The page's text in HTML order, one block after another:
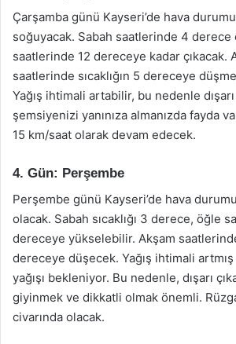
Çarşamba günü Kayseri’de hava
soğuyacak. Sabah saatlerinde 4 derece
saatlerinde 12 dereceye kadar çıkacak.
saatlerinde sıcaklığın 5 dereceye
Yağış ihtimali artabilir, bu nedenle
şemsiyenizi yanınıza almanızda fayda
15 km/saat olarak devam edecek.
4. Gün: Perşembe
Perşembe günü Kayseri’de hava
olacak. Sabah sıcaklığı 3 derece, öğle
dereceye yükselebilir. Akşam
dereceye düşecek. Yağış ihtimali
yağışı bekleniyor. Bu nedenle, dışarı
giyinmek ve dikkatli olmak önemli.
civarında olacak.